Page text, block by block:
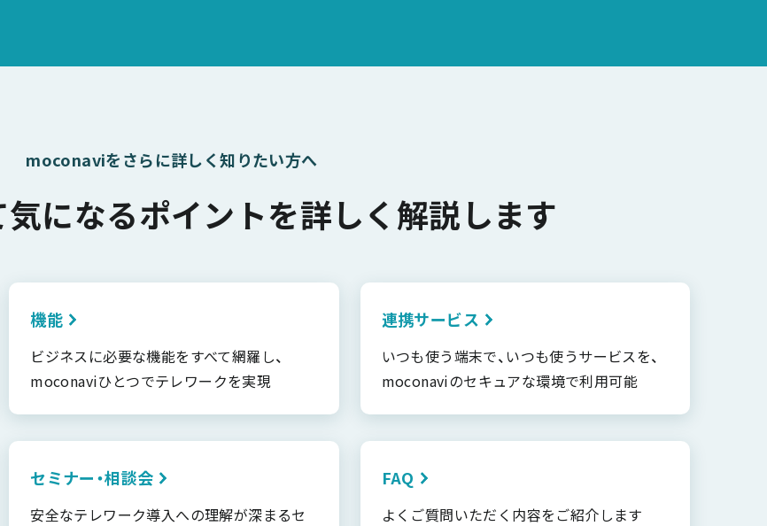
moconaviをさらに詳しく知りたい方へ
になるポイントを詳しく解説します
機能
ビジネスに必要な機能をすべて網羅し、
moconaviひとつでテレワークを実現
連携サービス
いつも使う端末で、いつも使うサービスを、
moconaviのセキュアな環境で利用可能
セミナー・相談会
安全なテレワーク導入への理解が深まるセ
FAQ
よくご質問いただく内容をご紹介します